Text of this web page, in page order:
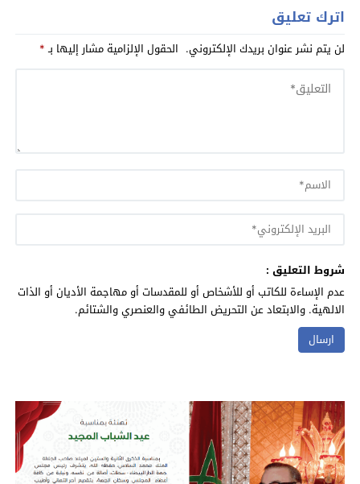
اترك تعليق
لن يتم نشر عنوان بريدك الإلكتروني. الحقول الإلزامية مشار إليها بـ*
شروط التعليق :
عدم الإساءة للكاتب أو للأشخاص أو للمقدسات أو مهاجمة الأديان أو الذات
الالهية. والابتعاد عن التحريض الطائفي والعنصري والشتائم.